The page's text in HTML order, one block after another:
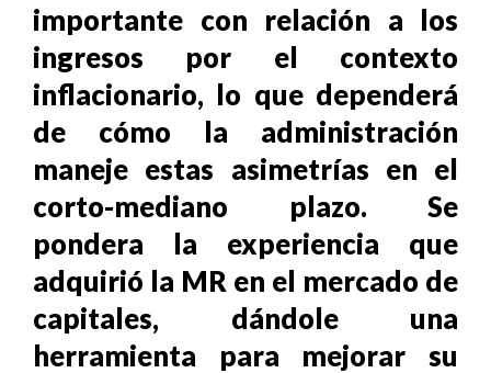
importante con relación a los
ingresos por el contexto
inflacionario, lo que dependerá
de cómo la administración
maneje estas asimetrías en el
corto-mediano plazo. Se
pondera la experiencia que
adquirió la MR en el mercado de
capitales, dándole una
herramienta para mejorar su